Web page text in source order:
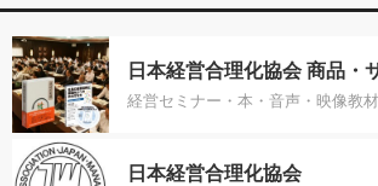
日本経営合理化協会 商品・
経営セミナー・本・音声・映像教
日本経営合理化協会